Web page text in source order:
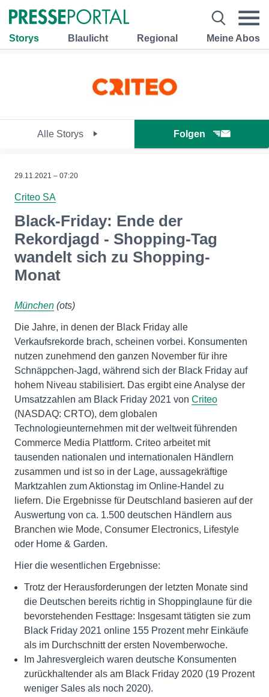
Storys Blaulicht Regional Meine Abos
Alle Storys Folgen
29.11.2021 – 07:20
Criteo SA
Black-Friday: Ende der
Rekordjagd - Shopping-Tag
wandelt sich zu Shopping-
Monat
München (ots)
Die Jahre, in denen der Black Friday alle
Verkaufsrekorde brach, scheinen vorbei. Konsumenten
nutzen zunehmend den ganzen November für ihre
Schnäppchen-Jagd, während sich der Black Friday auf
hohem Niveau stabilisiert. Das ergibt eine Analyse der
Umsatzzahlen am Black Friday 2021 von Criteo
(NASDAQ: CRTO), dem globalen
Technologieunternehmen mit der weltweit führenden
Commerce Media Plattform. Criteo arbeitet mit
tausenden nationalen und internationalen Händlern
zusammen und ist so in der Lage, aussagekräftige
Marktzahlen zum Aktionstag im Online-Handel zu
liefern. Die Ergebnisse für Deutschland basieren auf der
Auswertung von ca. 1.500 deutschen Händlern aus
Branchen wie Mode, Consumer Electronics, Lifestyle
oder Home & Garden.
Hier die wesentlichen Ergebnisse:
Trotz der Herausforderungen der letzten Monate sind
die Deutschen bereits richtig in Shoppinglaune für die
bevorstehenden Festtage: Insgesamt tätigten sie zum
Black Friday 2021 online 155 Prozent mehr Einkäufe
als im Durchschnitt der ersten Novemberwoche.
Im Jahresvergleich waren deutsche Konsumenten
zurückhaltender als am Black Friday 2020 (19 Prozent
weniger Sales als noch 2020).